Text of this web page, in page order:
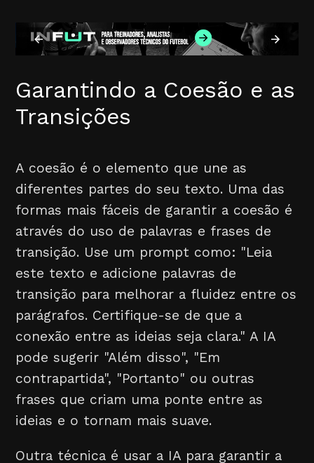
Garantindo a Coesão e as
Transições
A coesão é o elemento que une as
diferentes partes do seu texto. Uma das
formas mais fáceis de garantir a coesão é
através do uso de palavras e frases de
transição. Use um prompt como: "Leia
este texto e adicione palavras de
transição para melhorar a fluidez entre os
parágrafos. Certifique-se de que a
conexão entre as ideias seja clara." A IA
pode sugerir "Além disso", "Em
contrapartida", "Portanto" ou outras
frases que criam uma ponte entre as
ideias e o tornam mais suave.
Outra técnica é usar a IA para garantir a